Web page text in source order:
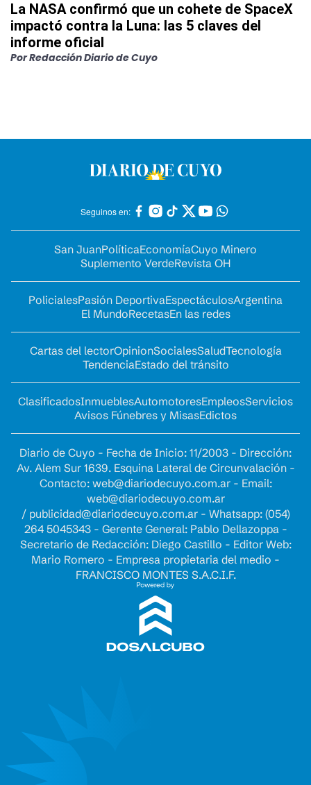
La NASA confirmó que un cohete de SpaceX
impactó contra la Luna: las 5 claves del
informe oficial
PorRedacción Diario de Cuyo
Seguinos en:
San JuanPolíticaEconomíaCuyo Minero
Suplemento VerdeRevista OH
PolicialesPasión DeportivaEspectáculosArgentina
El MundoRecetasEn las redes
Cartas del lectorOpinionSocialesSaludTecnología
TendenciaEstado del tránsito
ClasificadosInmueblesAutomotoresEmpleosServicios
Avisos Fúnebres y MisasEdictos
Diario de Cuyo - Fecha de Inicio: 11/2003 - Dirección:
Av. Alem Sur 1639. Esquina Lateral de Circunvalación -
Contacto: web@diariodecuyo.com.ar- Email:
web@diariodecuyo.com.ar
/ publicidad@diariodecuyo.com.ar- Whatsapp: (054)
264 5045343 - Gerente General: Pablo Dellazoppa -
Secretario de Redacción: Diego Castillo - Editor Web:
Mario Romero - Empresa propietaria del medio -
FRANCISCO MONTES S.A.C.I.F.